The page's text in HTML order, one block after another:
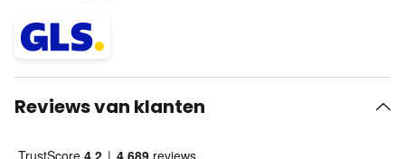
Reviews van klanten